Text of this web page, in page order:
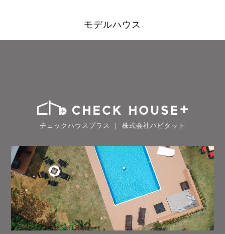
モデルハウス
チェックハウスプラス ｜ 株式会社ハビタット